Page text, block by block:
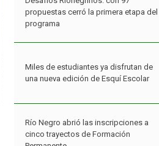
Miles de estudiantes ya disfrutan de
Río Negro abrió las inscripciones a
Permanente
El Plan de Lecturas amplía la